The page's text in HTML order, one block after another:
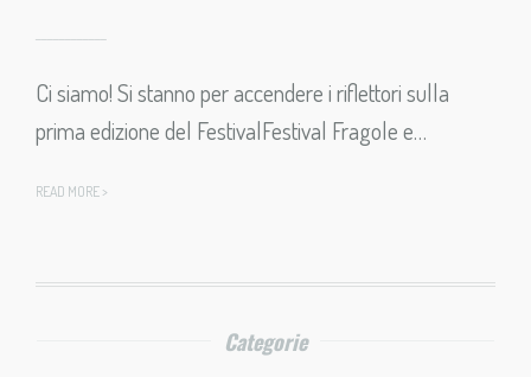
Ci siamo!​ Si stanno per accendere i riflettori sulla
prima edizione del FestivalFestival Fragole e…
READ MORE >
Categorie